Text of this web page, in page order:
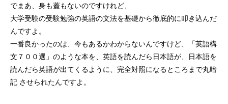
でまあ、身も蓋もないのですけれど、
大学受験の受験勉強の英語の文法を基礎から徹底的に叩き込んだ
んですよ。
一番良かったのは、今もあるかわからないんですけど、「英語構
文７００選」のような本を、英語を読んだら日本語が、日本語を
読んだら英語が出てくるように、完全対照になるところまで丸暗
記 させられたんですよ。